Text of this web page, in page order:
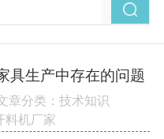
具生产中存在的问题
章分类：技术知识
料机厂家